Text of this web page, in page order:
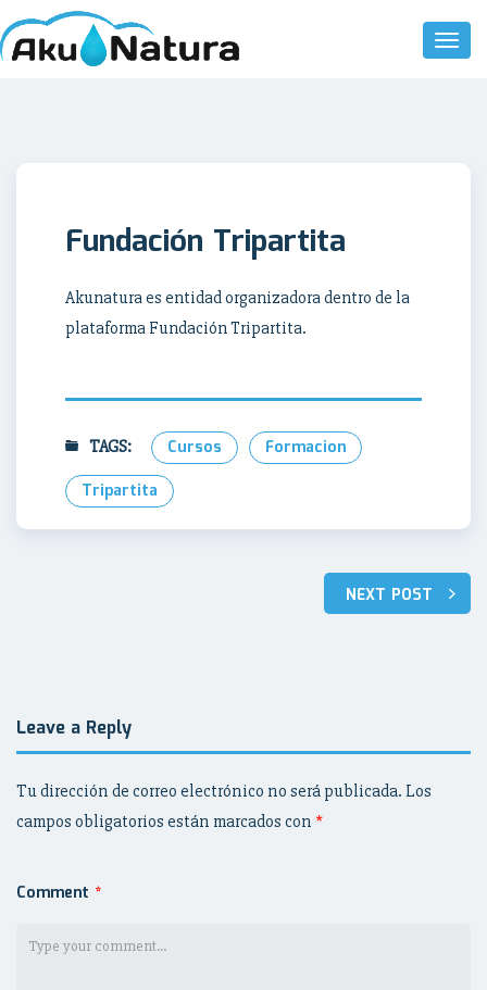
Toggle
Fundación Tripartita
Akunatura es entidad organizadora dentro de la
plataforma Fundación Tripartita.
TAGS: Cursos
Formacion
Tripartita
NEXT POST
Leave a Reply
Tu dirección de correo electrónico no será publicada. Los
campos obligatorios están marcados con *
Comment *